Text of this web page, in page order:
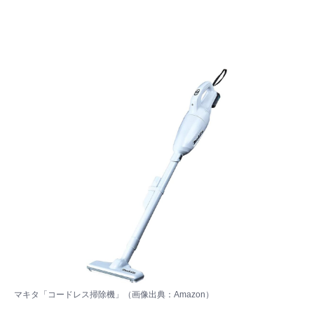
マキタ「コードレス掃除機」（画像出典：Amazon）